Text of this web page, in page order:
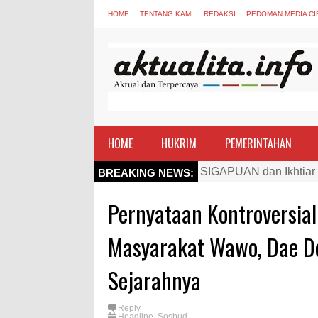
HOME TENTANG KAMI REDAKSI PEDOMAN MEDIA
HOME HUKRIM PEMERINTAHAN
BREAKING NEWS:
Kapolres Bima Beri
Staf Ahli Tekankan
Satpolairud Polres
Nobar Piala Dunia
Pernyataan
Masyarakat Wawo, Dae
Sejarahnya
Reply